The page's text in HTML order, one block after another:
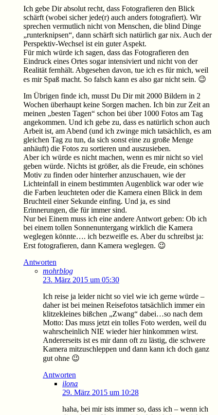
Ich gebe Dir absolut recht, dass Fotografieren den Blick
schärft (wobei sicher jede(r) auch anders fotografiert). Wir
sprechen vermutlich nicht von Menschen, die blind Dinge
„runterknipsen“, dann schärft sich natürlich gar nix. Auch der
Perspektiv-Wechsel ist ein guter Aspekt.
Für mich würde ich sagen, dass das Fotografieren den
Eindruck eines Ortes sogar intensiviert und nicht von der
Realität fernhält. Abgesehen davon, tue ich es für mich, weil
es mir Spaß macht. So falsch kann es also gar nicht sein. 😉
Im Übrigen finde ich, musst Du Dir mit 2000 Bildern in 2
Wochen überhaupt keine Sorgen machen. Ich bin zur Zeit an
meinen „besten Tagen“ schon bei über 1000 Fotos am Tag
angekommen. Und ich gebe zu, dass es natürlich schon auch
Arbeit ist, am Abend (und ich zwinge mich tatsächlich, es am
gleichen Tag zu tun, da sich sonst eine zu große Menge
anhäuft) die Fotos zu sortieren und auszusieben.
Aber ich würde es nicht machen, wenn es mir nicht so viel
geben würde. Nichts ist größer, als die Freude, ein schönes
Motiv zu finden oder hinterher anzuschauen, wie der
Lichteinfall in einem bestimmten Augenblick war oder wie
die Farben leuchteten oder die Kamera einen Blick in dem
Bruchteil einer Sekunde einfing. Und ja, es sind
Erinnerungen, die für immer sind.
Nur bei Einem muss ich eine andere Antwort geben: Ob ich
bei einem tollen Sonnenuntergang wirklich die Kamera
weglegen könnte…. ich bezweifle es. Aber du schreibst ja:
Erst fotografieren, dann Kamera weglegen. 😉
Antworten
mohrblog
23. März 2015 um 05:30
Ich reise ja leider nicht so viel wie ich gerne würde –
daher ist bei meinen Reisefotos tatsächlich immer ein
klitzekleines bißchen „Zwang“ dabei…so nach dem
Motto: Das muss jetzt ein tolles Foto werden, weil du
wahrscheinlich NIE wieder hier hinkommen wirst.
Andererseits ist es mir dann oft zu lästig, die schwere
Kamera mitzuschleppen und dann kann ich doch ganz
gut ohne 😉
Antworten
ilona
29. März 2015 um 10:28
haha, bei mir ists immer so, dass ich – wenn ich